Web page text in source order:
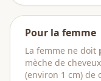
Pour la femme
La femme ne doit
mèche de
(environ 1 cm) de